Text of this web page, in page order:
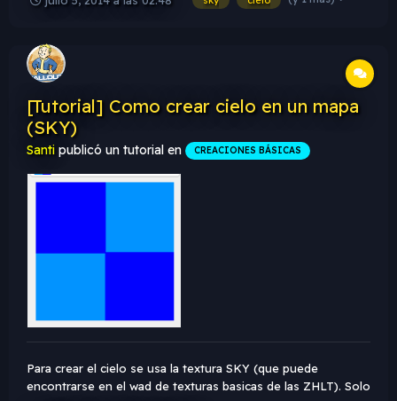
imágenes de extensión .TGA (TARGA) que en el juego
Supongamos que el...
[Tutorial] Como crear cielo en un mapa
(SKY)
Santi publicó un tutorial en CREACIONES BÁSICAS
Para crear el cielo se usa la textura SKY (que puede
encontrarse en el wad de texturas basicas de las ZHLT). Solo